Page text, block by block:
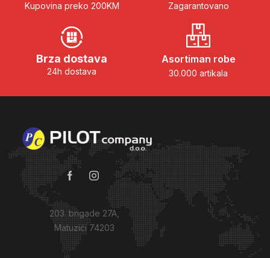
Kupovina preko 200KM Zagarantovano
Brza dostava
24h dostava
Asortiman robe
30.000 artikala
203. brigade 27A,
Matuzići 74203
Kako do nas?